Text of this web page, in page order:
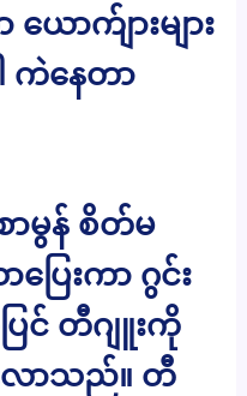
ယောက်ျားများ
ါ ကဲနေတာ
ာမွန် စိတ်မ
ြေးကာ ဂွင်း
င် တီဂျူးကို
းလာသည်။ တီ